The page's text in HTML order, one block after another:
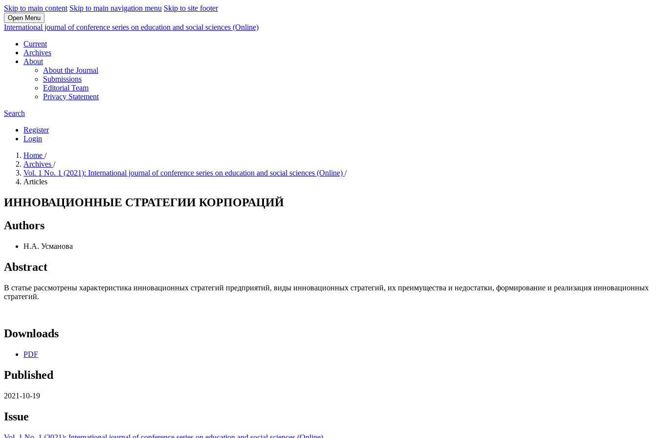
Skip to main content Skip to main navigation menu Skip to site footer
Open Menu
International journal of conference series on education and social sciences (Online)
Current
Archives
About
About the Journal
Submissions
Editorial Team
Privacy Statement
Search
Register
Login
Home /
Archives /
Vol. 1 No. 1 (2021): International journal of conference series on education and social sciences (Online) /
Articles
ИННОВАЦИОННЫЕ СТРАТЕГИИ КОРПОРАЦИЙ
Authors
Н.А. Усманова
Abstract
В статье рассмотрены характеристика инновационных стратегий предприятий, виды инновационных стратегий, их преимущества и недостатки, формирование и реализация инновационных
стратегий.
Downloads
PDF
Published
2021-10-19
Issue